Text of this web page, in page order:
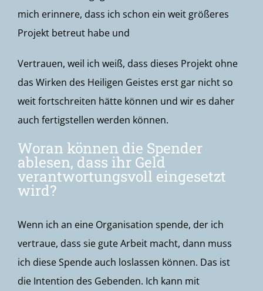
mich erinnere, dass ich schon ein weit größeres
Projekt betreut habe und
Vertrauen, weil ich weiß, dass dieses Projekt ohne
das Wirken des Heiligen Geistes erst gar nicht so
weit fortschreiten hätte können und wir es daher
auch fertigstellen werden können.
Woran können die Spender
ablesen, dass ihr Geld
verantwortungsvoll eingesetzt
wird?
Wenn ich an eine Organisation spende, der ich
vertraue, dass sie gute Arbeit macht, dann muss
ich diese Spende auch loslassen können. Das ist
die Intention des Gebenden. Ich kann mit